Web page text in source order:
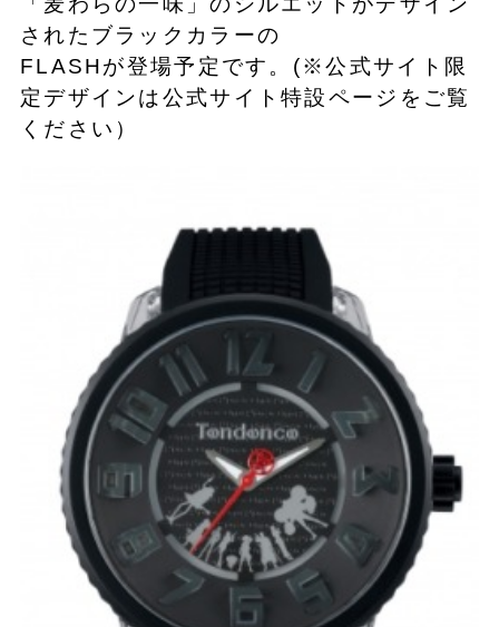
されたブラックカラーの
FLASHが登場予定です。(※公式サイト限
定デザインは公式サイト特設ページをご覧
ください）